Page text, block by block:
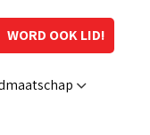
WORD OOK LID!